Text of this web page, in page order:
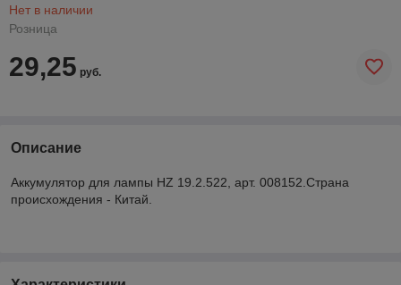
Нет в наличии
Розница
29,25 руб.
Описание
Аккумулятор для лампы HZ 19.2.522, арт. 008152.Страна
происхождения - Китай.